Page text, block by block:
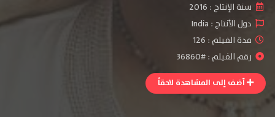
سنة الإنتاج : 2016
دول الأنتاج : India
مدة الفيلم : 126
رقم الفيلم : #36860
أضف إلى المشاهدة لاحقاً